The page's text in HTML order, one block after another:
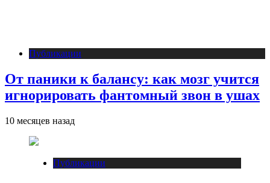
Публикации
От паники к балансу: как мозг учится
игнорировать фантомный звон в ушах
10 месяцев назад
Публикации